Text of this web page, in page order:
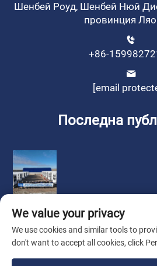
Шенбей Роуд, Шенбей Нюй
провинция
+86-
[email
Последна
We value your privacy
We use cookies and similar tools to
don't want to accept all cookies, click